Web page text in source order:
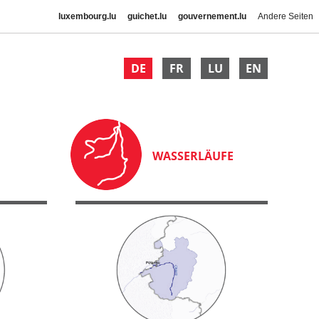
luxembourg.lu guichet.lu gouvernement.lu Andere Seiten
DE FR LU EN
WASSERLÄUFE